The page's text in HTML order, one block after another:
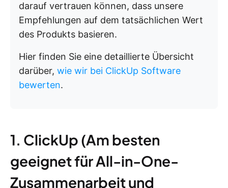
darauf vertrauen können, dass unsere
Empfehlungen auf dem tatsächlichen Wert
des Produkts basieren.
Hier finden Sie eine detaillierte Übersicht
darüber, wie wir bei ClickUp Software
bewerten.
1. ClickUp (Am besten
geeignet für All-in-One-
Zusammenarbeit und